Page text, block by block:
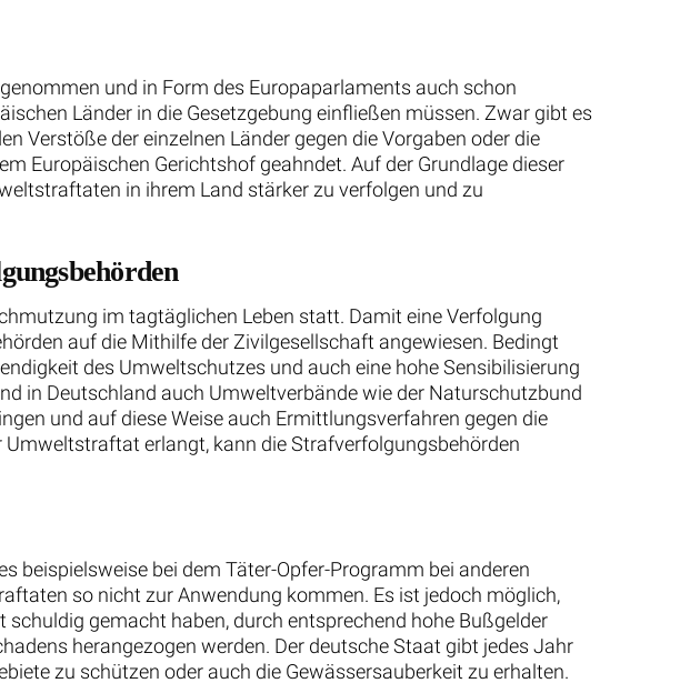
und in Form des Europaparlaments auch schon
Länder in die Gesetzgebung einfließen müssen. Zwar gibt es
Verstöße der einzelnen Länder gegen die Vorgaben oder die
Europäischen Gerichtshof geahndet. Auf der Grundlage dieser
in ihrem Land stärker zu verfolgen und zu
im tagtäglichen Leben statt. Damit eine Verfolgung
auf die Mithilfe der Zivilgesellschaft angewiesen. Bedingt
des Umweltschutzes und auch eine hohe Sensibilisierung
in Deutschland auch Umweltverbände wie der Naturschutzbund
und auf diese Weise auch Ermittlungsverfahren gegen die
Umweltstraftat erlangt, kann die Strafverfolgungsbehörden
beispielsweise bei dem Täter-Opfer-Programm bei anderen
so nicht zur Anwendung kommen. Es ist jedoch möglich,
gemacht haben, durch entsprechend hohe Bußgelder
herangezogen werden. Der deutsche Staat gibt jedes Jahr
zu schützen oder auch die Gewässersauberkeit zu erhalten.